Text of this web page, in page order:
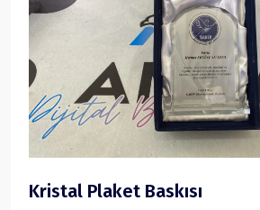
Kristal Plaket Baskısı